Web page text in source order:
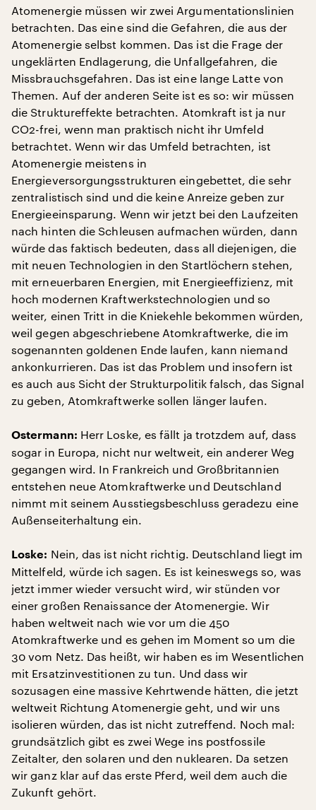
Atomenergie müssen wir zwei Argumentationslinien
betrachten. Das eine sind die Gefahren, die aus der
Atomenergie selbst kommen. Das ist die Frage der
ungeklärten Endlagerung, die Unfallgefahren, die
Missbrauchsgefahren. Das ist eine lange Latte von
Themen. Auf der anderen Seite ist es so: wir müssen
die Struktureffekte betrachten. Atomkraft ist ja nur
CO2-frei, wenn man praktisch nicht ihr Umfeld
betrachtet. Wenn wir das Umfeld betrachten, ist
Atomenergie meistens in
Energieversorgungsstrukturen eingebettet, die sehr
zentralistisch sind und die keine Anreize geben zur
Energieeinsparung. Wenn wir jetzt bei den Laufzeiten
nach hinten die Schleusen aufmachen würden, dann
würde das faktisch bedeuten, dass all diejenigen, die
mit neuen Technologien in den Startlöchern stehen,
mit erneuerbaren Energien, mit Energieeffizienz, mit
hoch modernen Kraftwerkstechnologien und so
weiter, einen Tritt in die Kniekehle bekommen würden,
weil gegen abgeschriebene Atomkraftwerke, die im
sogenannten goldenen Ende laufen, kann niemand
ankonkurrieren. Das ist das Problem und insofern ist
es auch aus Sicht der Strukturpolitik falsch, das Signal
zu geben, Atomkraftwerke sollen länger laufen.
Ostermann: Herr Loske, es fällt ja trotzdem auf, dass
sogar in Europa, nicht nur weltweit, ein anderer Weg
gegangen wird. In Frankreich und Großbritannien
entstehen neue Atomkraftwerke und Deutschland
nimmt mit seinem Ausstiegsbeschluss geradezu eine
Außenseiterhaltung ein.
Loske: Nein, das ist nicht richtig. Deutschland liegt im
Mittelfeld, würde ich sagen. Es ist keineswegs so, was
jetzt immer wieder versucht wird, wir stünden vor
einer großen Renaissance der Atomenergie. Wir
haben weltweit nach wie vor um die 450
Atomkraftwerke und es gehen im Moment so um die
30 vom Netz. Das heißt, wir haben es im Wesentlichen
mit Ersatzinvestitionen zu tun. Und dass wir
sozusagen eine massive Kehrtwende hätten, die jetzt
weltweit Richtung Atomenergie geht, und wir uns
isolieren würden, das ist nicht zutreffend. Noch mal:
grundsätzlich gibt es zwei Wege ins postfossile
Zeitalter, den solaren und den nuklearen. Da setzen
wir ganz klar auf das erste Pferd, weil dem auch die
Zukunft gehört.